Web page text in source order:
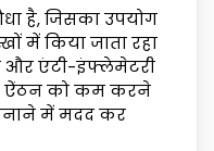
है, जिसका उपयोग
में किया जाता रहा
और एंटी-इंफ्लेमेटरी
ऐंठन को कम करने
में मदद कर